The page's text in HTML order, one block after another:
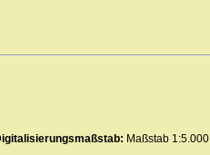
Maßstab 1:5.000